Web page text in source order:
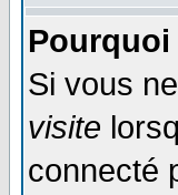
Si vous
visite
connecté